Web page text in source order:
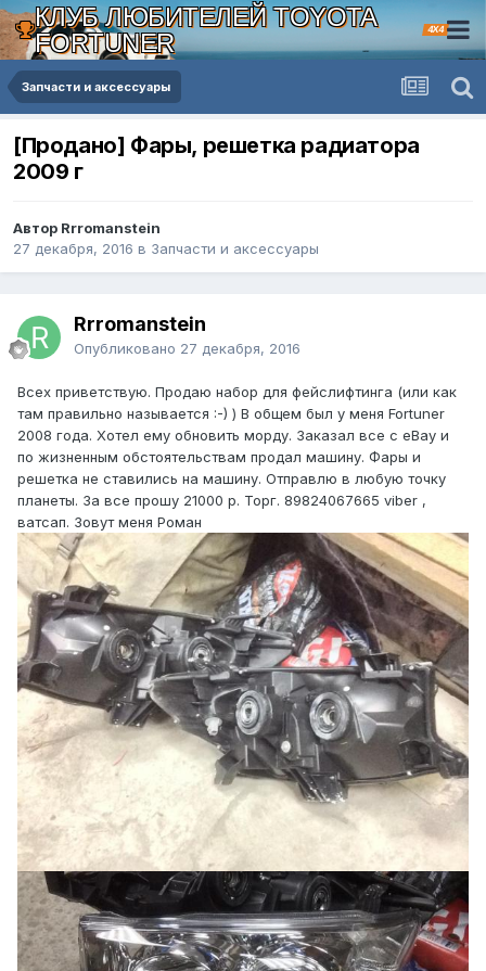
КЛУБ ЛЮБИТЕЛЕЙ TOYOTA
FORTUNER
4X4
Запчасти и аксессуары
[Продано] Фары, решетка радиатора
2009 г
Автор Rrromanstein
27 декабря, 2016 в Запчасти и аксессуары
Rrromanstein
Опубликовано 27 декабря, 2016
Всех приветствую. Продаю набор для фейслифтинга (или как
там правильно называется :-) ) В общем был у меня Fortuner
2008 года. Хотел ему обновить морду. Заказал все с eBay и
по жизненным обстоятельствам продал машину. Фары и
решетка не ставились на машину. Отправлю в любую точку
планеты. За все прошу 21000 р. Торг. 89824067665 viber ,
ватсап. Зовут меня Роман